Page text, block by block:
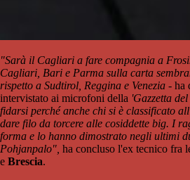
"Sarà il Cagliari a fare compagnia a
Cagliari, Bari e Parma sulla carta
rispetto a Sudtirol, Reggina e Venezia - ha
intervistato ai microfoni della 'Gazzetta
fidarsi perché anche chi si è classificato
dare filo da torcere alle cosiddette big. I
forma e lo hanno dimostrato negli ultimi
Pohjanpalo", ha concluso l'ex tecnico fra
e Brescia.